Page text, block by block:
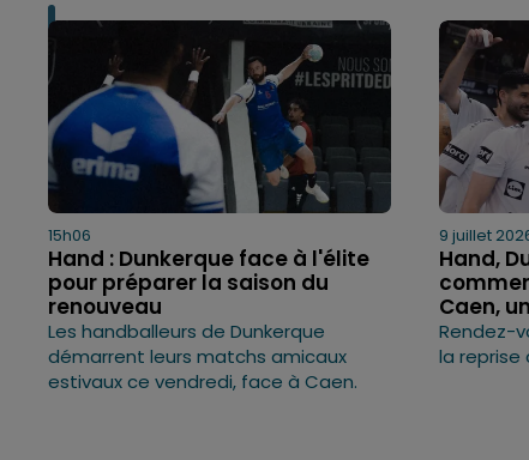
15h06
Hand : Dunkerque face à l'élite
pour préparer la saison du
renouveau
Les handballeurs de Dunkerque
démarrent leurs matchs amicaux
estivaux ce vendredi, face à Caen.
9 juillet
Hand,
Caen,
Rendez-
la reprise